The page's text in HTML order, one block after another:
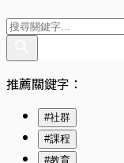
推薦關鍵字：
#社群
#課程
#教育